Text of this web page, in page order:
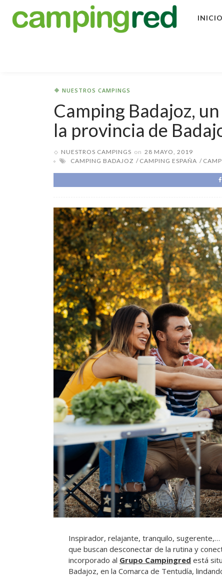
INICIO
NUESTROS CAMPINGS
Camping Badajoz,
la provincia de
NUESTROS CAMPINGS on 28 MAYO, 2019
CAMPING BADAJOZ
CAMPING ESPAÑA
Inspirador, relajante, tranquilo, sugerente,…
que buscan desconectar de la rutina y
incorporado al Grupo Campingred está
Badajoz, en la Comarca de Tentudía,